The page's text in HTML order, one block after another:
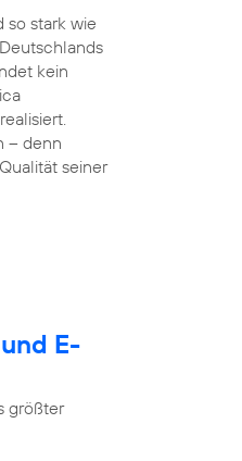
so stark wie
kein
– denn
seiner
E-
größter